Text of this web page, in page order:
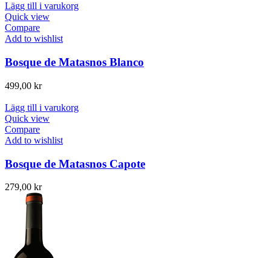
Lägg till i varukorg
Quick view
Compare
Add to wishlist
Bosque de Matasnos Blanco
499,00 kr
Lägg till i varukorg
Quick view
Compare
Add to wishlist
Bosque de Matasnos Capote
279,00 kr